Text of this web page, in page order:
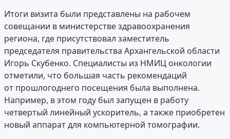
Итоги визита были представлены на рабочем
совещании в министерстве здравоохранения
региона, где присутствовал заместитель
председателя правительства Архангельской области
Игорь Скубенко. Специалисты из НМИЦ онкологии
отметили, что большая часть рекомендаций
от прошлогоднего посещения была выполнена.
Например, в этом году был запущен в работу
четвертый линейный ускоритель, а также приобретен
новый аппарат для компьютерной томографии.